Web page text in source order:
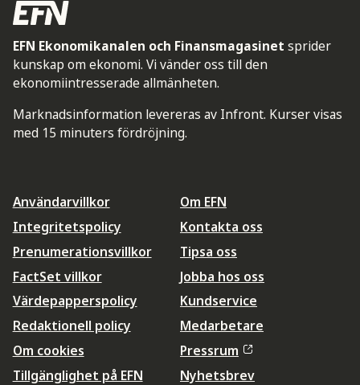
EFN Ekonomikanalen och Finansmagasinet sprider
kunskap om ekonomi. Vi vänder oss till den
ekonomiintresserade allmänheten.
Marknadsinformation levereras av Infront. Kurser visas
med 15 minuters fördröjning.
Användarvillkor
Integritetspolicy
Prenumerationsvillkor
FactSet villkor
Värdepapperspolicy
Redaktionell policy
Om cookies
Tillgänglighet på EFN
Om EFN
Kontakta oss
Tipsa oss
Jobba hos oss
Kundservice
Medarbetare
Pressrum
Nyhetsbrev